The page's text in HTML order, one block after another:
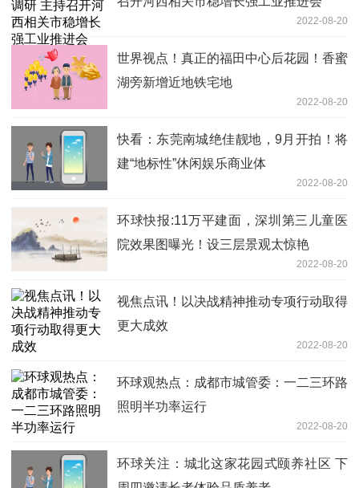
2022-08-20
世界视点！真正的福田中心后花园！香蜜
湖旁新增近地铁宅地
2022-08-20
快看：东莞南城绝佳靓地，9月开拍！将
建“地标性”休闲娱乐商业体
2022-08-20
环球快报:11万平建面，深圳第三儿童医
院效果图曝光！设三层景观太惊艳
2022-08-20
视焦点讯！以决战精神推动专项行动取得
更大成效
2022-08-20
环球观热点：成都市城管委：一二三环路
照明半功率运行
2022-08-20
环球关注：城北这家花园式颐养社区 下